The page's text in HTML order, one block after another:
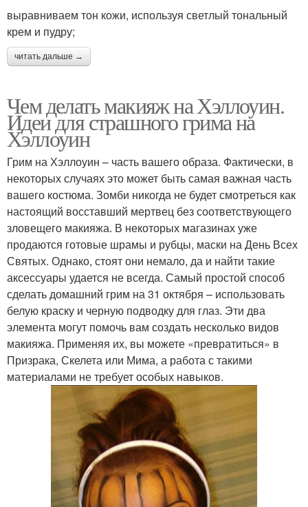
выравниваем тон кожи, используя светлый тональный
крем и пудру;
читать дальше →
Чем делать макияж на Хэллоуин.
Идеи для страшного грима на
Хэллоуин
Грим на Хэллоуин – часть вашего образа. Фактически, в
некоторых случаях это может быть самая важная часть
вашего костюма. Зомби никогда не будет смотреться как
настоящий восставший мертвец без соответствующего
зловещего макияжа. В некоторых магазинах уже
продаются готовые шрамы и рубцы, маски на День Всех
Святых. Однако, стоят они немало, да и найти такие
аксессуары удается не всегда. Самый простой способ
сделать домашний грим на 31 октября – использовать
белую краску и черную подводку для глаз. Эти два
элемента могут помочь вам создать несколько видов
макияжа. Применяя их, вы можете «превратиться» в
Призрака, Скелета или Мима, а работа с такими
материалами не требует особых навыков.